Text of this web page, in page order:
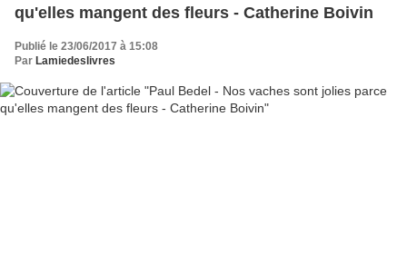
qu'elles mangent des fleurs - Catherine Boivin
Publié le 23/06/2017 à 15:08
Par Lamiedeslivres